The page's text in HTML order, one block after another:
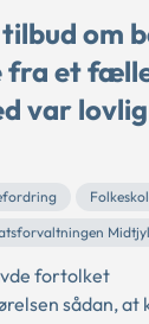
om
fra et
var lovlig
fortolket
sådan, at